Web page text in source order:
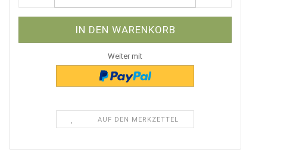
Weiter mit
AUF DEN MERKZETTEL